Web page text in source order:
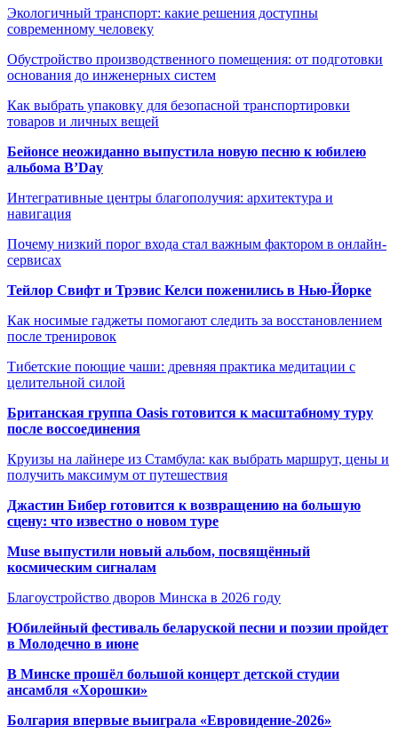
Экологичный транспорт: какие решения доступны
современному человеку
Обустройство производственного помещения: от подготовки
основания до инженерных систем
Как выбрать упаковку для безопасной транспортировки
товаров и личных вещей
Бейонсе неожиданно выпустила новую песню к юбилею
альбома B’Day
Интегративные центры благополучия: архитектура и
навигация
Почему низкий порог входа стал важным фактором в онлайн-
сервисах
Тейлор Свифт и Трэвис Келси поженились в Нью-Йорке
Как носимые гаджеты помогают следить за восстановлением
после тренировок
Тибетские поющие чаши: древняя практика медитации с
целительной силой
Британская группа Oasis готовится к масштабному туру
после воссоединения
Круизы на лайнере из Стамбула: как выбрать маршрут, цены и
получить максимум от путешествия
Джастин Бибер готовится к возвращению на большую
сцену: что известно о новом туре
Muse выпустили новый альбом, посвящённый
космическим сигналам
Благоустройство дворов Минска в 2026 году
Юбилейный фестиваль беларуской песни и поэзии пройдет
в Молодечно в июне
В Минске прошёл большой концерт детской студии
ансамбля «Хорошки»
Болгария впервые выиграла «Евровидение-2026»